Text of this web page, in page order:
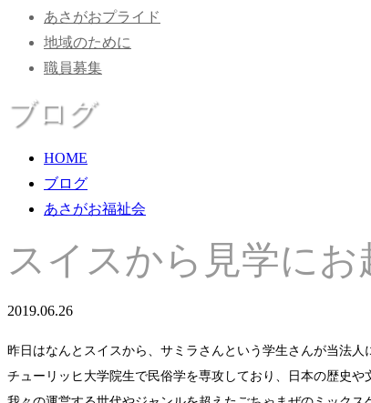
あさがおプライド
地域のために
職員募集
ブログ
HOME
ブログ
あさがお福祉会
スイスから見学にお
2019.06.26
昨日はなんとスイスから、サミラさんという学生さんが当法人
チューリッヒ大学院生で民俗学を専攻しており、日本の歴史や